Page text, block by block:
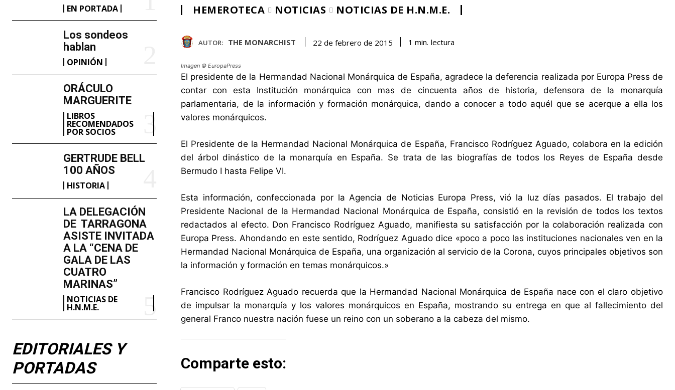
EN PORTADA
Los sondeos
hablan
OPINIÓN
ORÁCULO
MARGUERITE
LIBROS
RECOMENDADOS
POR SOCIOS
GERTRUDE BELL
100 AÑOS
HISTORIA
LA DELEGACIÓN
DE TARRAGONA
ASISTE INVITADA
A LA “CENA DE
GALA DE LAS
CUATRO
MARINAS”
NOTICIAS DE
H.N.M.E.
EDITORIALES Y
PORTADAS
HEMEROTECA NOTICIAS NOTICIAS DE H.N.M.E.
AUTOR: THE MONARCHIST 22 de febrero de 2015 1 min. lectura
Imagen © EuropaPress
El presidente de la Hermandad Nacional Monárquica de España, agradece la deferencia realizada por Europa Press de
contar con esta Institución monárquica con mas de cincuenta años de historia, defensora de la monarquía
parlamentaria, de la información y formación monárquica, dando a conocer a todo aquél que se acerque a ella los
valores monárquicos.
El Presidente de la Hermandad Nacional Monárquica de España, Francisco Rodríguez Aguado, colabora en la edición
del árbol dinástico de la monarquía en España. Se trata de las biografías de todos los Reyes de España desde
Bermudo I hasta Felipe VI.
Esta información, confeccionada por la Agencia de Noticias Europa Press, vió la luz días pasados. El trabajo del
Presidente Nacional de la Hermandad Nacional Monárquica de España, consistió en la revisión de todos los textos
redactados al efecto. Don Francisco Rodríguez Aguado, manifiesta su satisfacción por la colaboración realizada con
Europa Press. Ahondando en este sentido, Rodríguez Aguado dice «poco a poco las instituciones nacionales ven en la
Hermandad Nacional Monárquica de España, una organización al servicio de la Corona, cuyos principales objetivos son
la información y formación en temas monárquicos.»
Francisco Rodríguez Aguado recuerda que la Hermandad Nacional Monárquica de España nace con el claro objetivo
de impulsar la monarquía y los valores monárquicos en España, mostrando su entrega en que al fallecimiento del
general Franco nuestra nación fuese un reino con un soberano a la cabeza del mismo.
Comparte esto: